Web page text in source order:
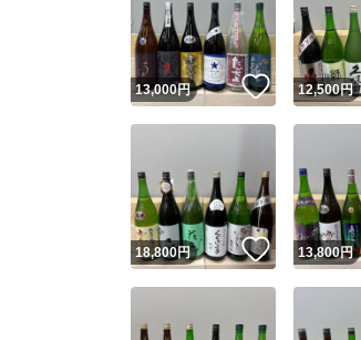
13,000円 いいね！
12,500円
18,800円 いいね！
13,800円